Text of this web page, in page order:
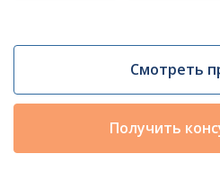
Смотреть
Получить